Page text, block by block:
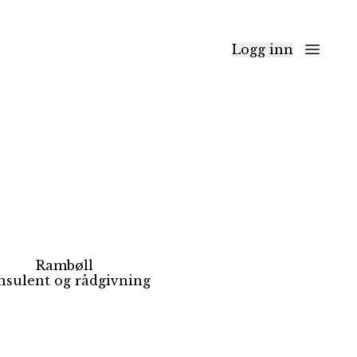
Logg inn
Rambøll
og rådgivning